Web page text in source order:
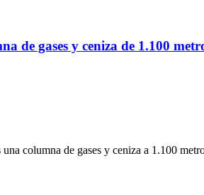
de gases y ceniza de 1.100
columna de gases y ceniza a 1.100